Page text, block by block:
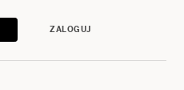
ZALOGUJ